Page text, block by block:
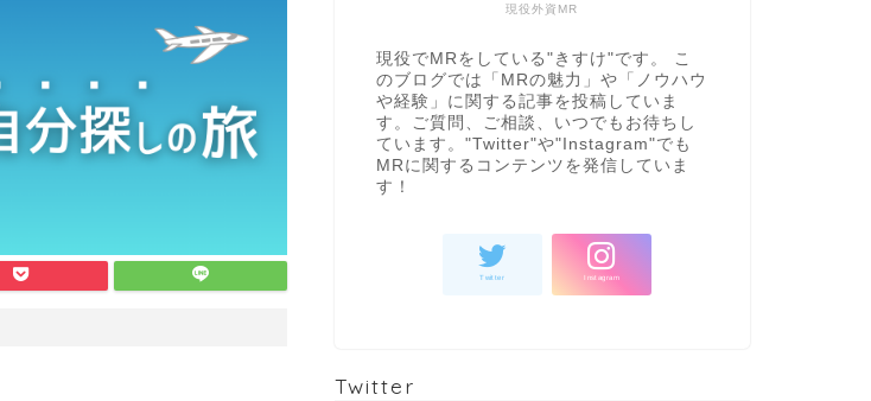
現役外資MR
現役でMRをしている"きすけ"です。 こ
のブログでは「MRの魅力」や「ノウハウ
や経験」に関する記事を投稿していま
す。ご質問、ご相談、いつでもお待ちし
ています。"Twitter"や"Instagram"でも
MRに関するコンテンツを発信していま
す！
Twitter